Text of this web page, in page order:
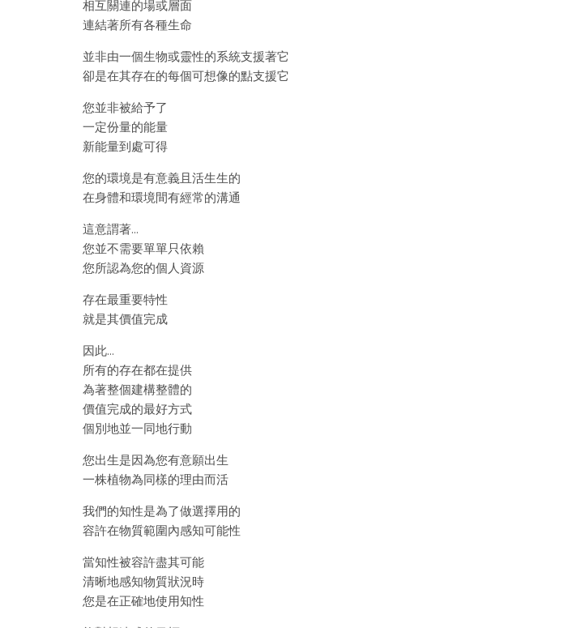
相互關連的場或層面
連結著所有各種生命
並非由一個生物或靈性的系統支援著它
卻是在其存在的每個可想像的點支援它
您並非被給予了
一定份量的能量
新能量到處可得
您的環境是有意義且活生生的
在身體和環境間有經常的溝通
這意謂著…
您並不需要單單只依賴
您所認為您的個人資源
存在最重要特性
就是其價值完成
因此…
所有的存在都在提供
為著整個建構整體的
價值完成的最好方式
個別地並一同地行動
您出生是因為您有意願出生
一株植物為同樣的理由而活
我們的知性是為了做選擇用的
容許在物質範圍內感知可能性
當知性被容許盡其可能
清晰地感知物質狀況時
您是在正確地使用知性